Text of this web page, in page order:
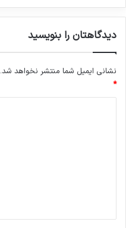
دیدگاهتان را بنویسید
نشانی ایمیل شما منتشر نخواهد شد.
*